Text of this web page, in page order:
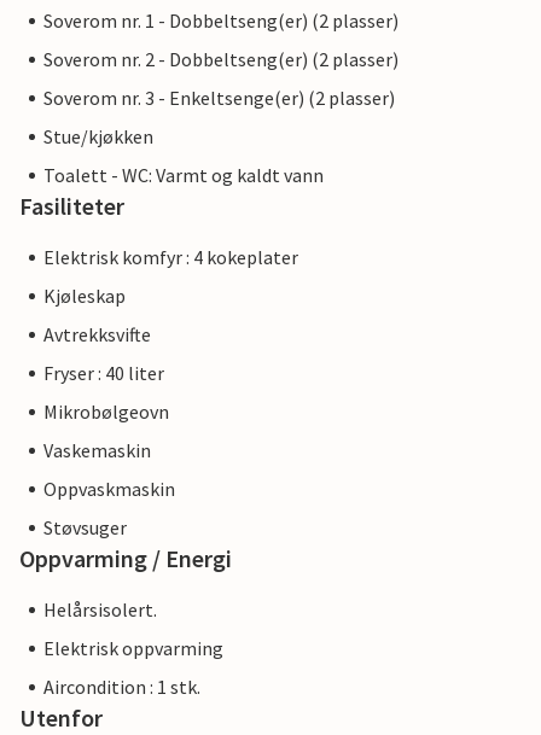
Soverom nr. 1 - Dobbeltseng(er) (2 plasser)
Soverom nr. 2 - Dobbeltseng(er) (2 plasser)
Soverom nr. 3 - Enkeltsenge(er) (2 plasser)
Stue/kjøkken
Toalett - WC: Varmt og kaldt vann
Fasiliteter
Elektrisk komfyr : 4 kokeplater
Kjøleskap
Avtrekksvifte
Fryser : 40 liter
Mikrobølgeovn
Vaskemaskin
Oppvaskmaskin
Støvsuger
Oppvarming / Energi
Helårsisolert.
Elektrisk oppvarming
Aircondition : 1 stk.
Utenfor